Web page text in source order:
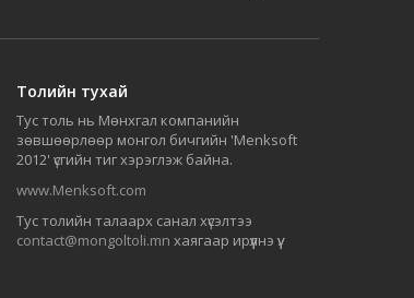
Толийн тухай
Тус толь нь Мөнхгал компанийн
зөвшөөрлөөр монгол бичгийн 'Menksoft
2012' үсгийн тиг хэрэглэж байна.
www.Menksoft.com
Тус толийн талаарх санал хүсэлтээ
contact@mongoltoli.mn хаягаар ирүүлнэ үү.